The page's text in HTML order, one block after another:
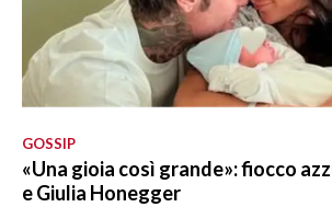
GOSSIP
«Una gioia così grande»: fiocco
e Giulia Honegger